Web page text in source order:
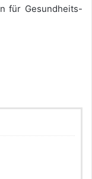
für Gesundheits-